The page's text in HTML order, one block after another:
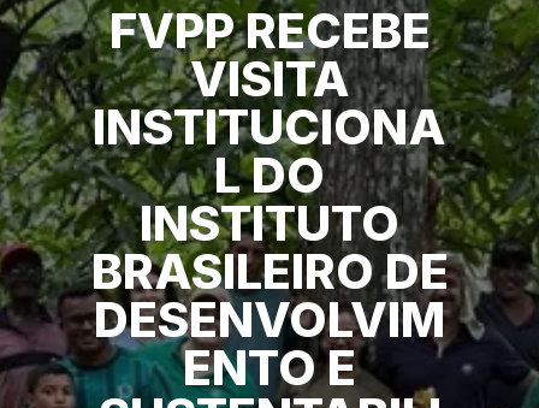
FVPP RECEBE
VISITA
INSTITUCIONA
L DO
INSTITUTO
BRASILEIRO DE
DESENVOLVIM
ENTO E